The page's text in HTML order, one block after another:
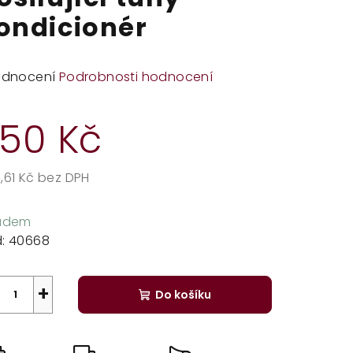
Podrobnosti hodnocení
Kč
Kč bez DPH
40668
+ Do košíku